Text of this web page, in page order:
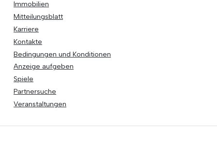
Immobilien
Mitteilungsblatt
Karriere
Kontakte
Bedingungen und Konditionen
Anzeige aufgeben
Spiele
Partnersuche
Veranstaltungen